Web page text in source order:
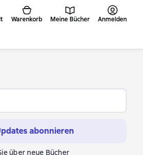
Warenkorb Meine Bücher Anmelden
abonnieren
über neue Bücher